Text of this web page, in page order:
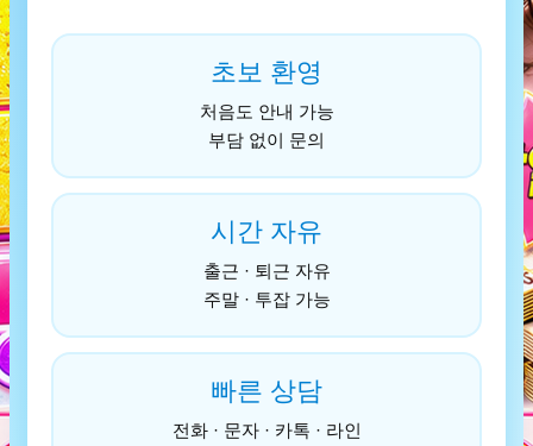
초보 환영
처음도 안내 가능
부담 없이 문의
시간 자유
출근 · 퇴근 자유
주말 · 투잡 가능
빠른 상담
전화 · 문자 · 카톡 · 라인